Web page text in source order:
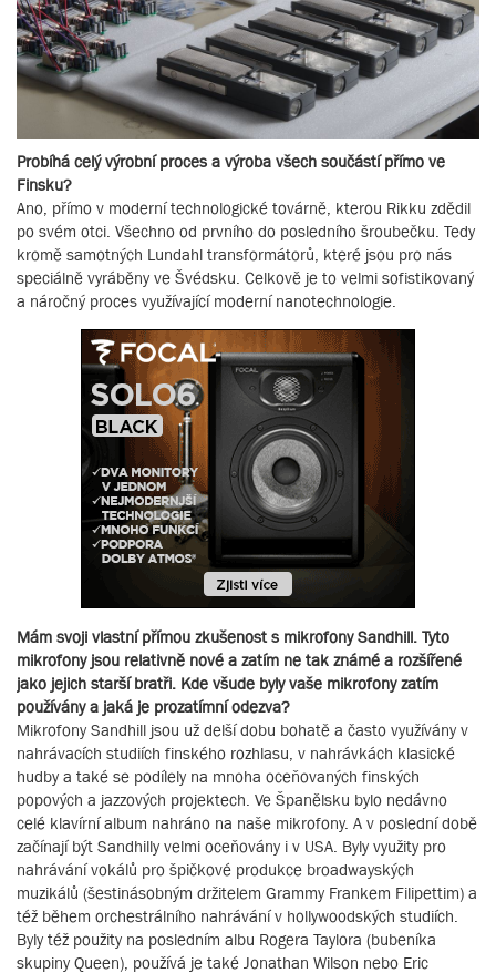
Probíhá celý výrobní proces a výroba všech součástí přímo ve
Finsku?
Ano, přímo v moderní technologické továrně, kterou Rikku zdědil
po svém otci. Všechno od prvního do posledního šroubečku. Tedy
kromě samotných Lundahl transformátorů, které jsou pro nás
speciálně vyráběny ve Švédsku. Celkově je to velmi sofistikovaný
a náročný proces využívající moderní nanotechnologie.
Mám svoji vlastní přímou zkušenost s mikrofony Sandhill. Tyto
mikrofony jsou relativně nové a zatím ne tak známé a rozšířené
jako jejich starší bratři. Kde všude byly vaše mikrofony zatím
používány a jaká je prozatímní odezva?
Mikrofony Sandhill jsou už delší dobu bohatě a často využívány v
nahrávacích studiích finského rozhlasu, v nahrávkách klasické
hudby a také se podílely na mnoha oceňovaných finských
popových a jazzových projektech. Ve Španělsku bylo nedávno
celé klavírní album nahráno na naše mikrofony. A v poslední době
začínají být Sandhilly velmi oceňovány i v USA. Byly využity pro
nahrávání vokálů pro špičkové produkce broadwayských
muzikálů (šestinásobným držitelem Grammy Frankem Filipettim) a
též během orchestrálního nahrávání v hollywoodských studiích.
Byly též použity na posledním albu Rogera Taylora (bubeníka
skupiny Queen), používá je také Jonathan Wilson nebo Eric